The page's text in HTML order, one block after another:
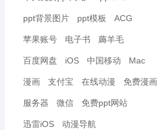
ppt背景图片 ppt模板 ACG
苹果账号 电子书 薅羊毛
百度网盘 iOS 中国移动 Mac
漫画 支付宝 在线动漫 免费漫画
服务器 微信 免费ppt网站
迅雷iOS 动漫导航